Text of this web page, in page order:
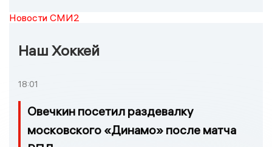
Новости СМИ2
Наш Хоккей
18:01
Овечкин посетил раздевалку
московского «Динамо» после матча